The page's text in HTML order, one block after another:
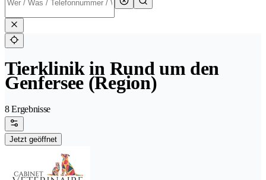
Tierklinik in Rund um den
Genfersee (Region)
8 Ergebnisse
Jetzt geöffnet